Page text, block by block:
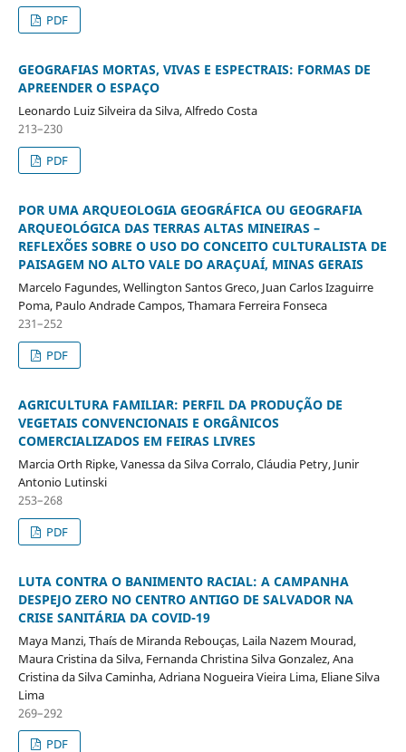
PDF
GEOGRAFIAS MORTAS, VIVAS E ESPECTRAIS: FORMAS DE
APREENDER O ESPAÇO
Leonardo Luiz Silveira da Silva, Alfredo Costa
213–230
PDF
POR UMA ARQUEOLOGIA GEOGRÁFICA OU GEOGRAFIA
ARQUEOLÓGICA DAS TERRAS ALTAS MINEIRAS –
REFLEXÕES SOBRE O USO DO CONCEITO CULTURALISTA DE
PAISAGEM NO ALTO VALE DO ARAÇUAÍ, MINAS GERAIS
Marcelo Fagundes, Wellington Santos Greco, Juan Carlos Izaguirre
Poma, Paulo Andrade Campos, Thamara Ferreira Fonseca
231–252
PDF
AGRICULTURA FAMILIAR: PERFIL DA PRODUÇÃO DE
VEGETAIS CONVENCIONAIS E ORGÂNICOS
COMERCIALIZADOS EM FEIRAS LIVRES
Marcia Orth Ripke, Vanessa da Silva Corralo, Cláudia Petry, Junir
Antonio Lutinski
253–268
PDF
LUTA CONTRA O BANIMENTO RACIAL: A CAMPANHA
DESPEJO ZERO NO CENTRO ANTIGO DE SALVADOR NA
CRISE SANITÁRIA DA COVID-19
Maya Manzi, Thaís de Miranda Rebouças, Laila Nazem Mourad,
Maura Cristina da Silva, Fernanda Christina Silva Gonzalez, Ana
Cristina da Silva Caminha, Adriana Nogueira Vieira Lima, Eliane Silva
Lima
269–292
PDF